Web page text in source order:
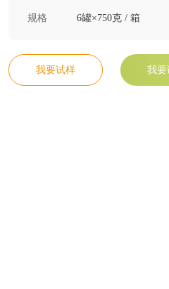
规格 6罐×750克 / 箱
我要试样 我要